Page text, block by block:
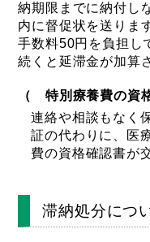
納期限までに納付し
内に督促状を送りま
手数料50円を負担し
続くと延滞金が加算
（ 特別療養費の資
連絡や相談もなく
証の代わりに、医
費の資格確認書が
滞納処分につ